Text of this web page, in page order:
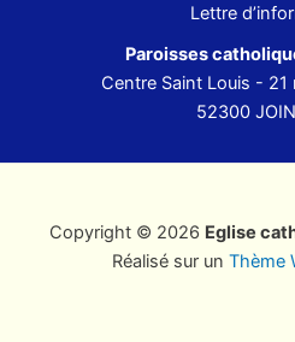
Lettre
Paroisses
Centre Saint Louis - 21
52300
Copyright © 2026 Eglise
Réalisé sur un Thème